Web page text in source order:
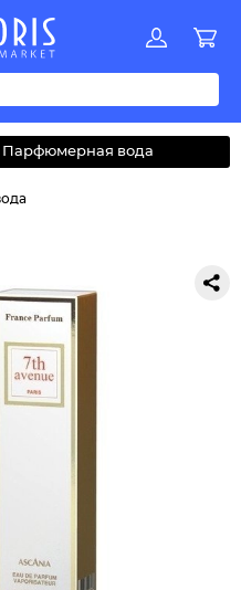
VWYZАБВДЗИМОКЛНПРСТУФ
Парфюмерная вода